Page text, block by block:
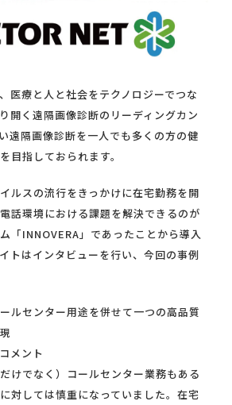
医療と人と社会をテクノロジーでつな
開く遠隔画像診断のリーディングカン
遠隔画像診断を一人でも多くの方の健
目指しておられます。
ルスの流行をきっかけに在宅勤務を開
話環境における課題を解決できるのが
「INNOVERA」であったことから導入
トはインタビューを行い、今回の事例
ルセンター用途を併せて一つの高品質
メント
けでなく）コールセンター業務もある
対しては慎重になっていました。在宅